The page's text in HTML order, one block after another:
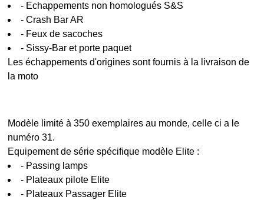
- Echappements non homologués S&S
- Crash Bar AR
- Feux de sacoches
- Sissy-Bar et porte paquet
Les échappements d'origines sont fournis à la livraison de
la moto
Modèle limité à 350 exemplaires au monde, celle ci a le
numéro 31.
Equipement de série spécifique modèle Elite :
- Passing lamps
- Plateaux pilote Elite
- Plateaux Passager Elite